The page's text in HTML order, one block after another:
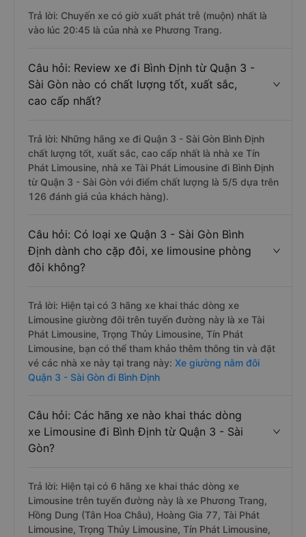
Trả lời: Chuyến xe có giờ xuất phát trễ (muộn) nhất là
vào lúc 20:45 là của nhà xe Phương Trang.
Câu hỏi: Review xe đi Bình Định từ Quận 3 -
Sài Gòn nào có chất lượng tốt, xuất sắc,
cao cấp nhất?
Trả lời: Những hãng xe đi Quận 3 - Sài Gòn Bình Định
chất lượng tốt, xuất sắc, cao cấp nhất là nhà xe Tín
Phát Limousine, nhà xe Tài Phát Limousine đi Bình Định
từ Quận 3 - Sài Gòn với điểm chất lượng là 5/5 dựa trên
126 đánh giá của khách hàng).
Câu hỏi: Có loại xe Quận 3 - Sài Gòn Bình
Định dành cho cặp đôi, xe limousine phòng
đôi không?
Trả lời: Hiện tại có 3 hãng xe khai thác dòng xe
Limousine giường đôi trên tuyến đường này là xe Tài
Phát Limousine, Trọng Thủy Limousine, Tín Phát
Limousine, bạn có thể tham khảo thêm thông tin và đặt
vé các nhà xe này tại trang này: Xe giường nằm đôi
Quận 3 - Sài Gòn đi Bình Định
Câu hỏi: Các hãng xe nào khai thác dòng
xe Limousine đi Bình Định từ Quận 3 - Sài
Gòn?
Trả lời: Hiện tại có 6 hãng xe khai thác dòng xe
Limousine trên tuyến đường này là xe Phương Trang,
Hồng Dung (Tân Hoa Châu), Hoàng Gia 77, Tài Phát
Limousine, Trọng Thủy Limousine, Tín Phát Limousine,